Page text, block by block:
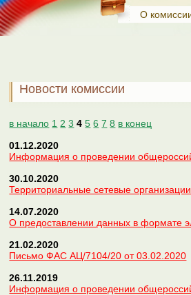
О
Новости комиссии
в начало 1 2 3 4 5 6 7 8 в конец
01.12.2020
Информация о проведении
30.10.2020
Территориальные сетевые
14.07.2020
О предоставлении данных в формате
21.02.2020
Письмо ФАС АЦ/7104/20 от 03.02.2020
26.11.2019
Информация о проведении